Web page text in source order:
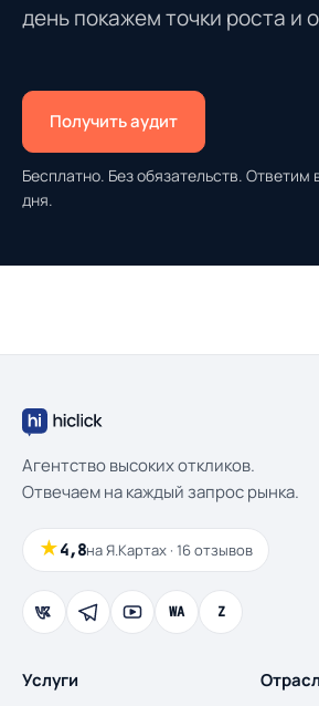
день покажем точки роста и
Получить аудит
Бесплатно. Без обязательств. Ответим
дня.
Агентство высоких откликов.
Отвечаем на каждый запрос рынка.
★4,8на Я.Картах · 16 отзывов
WA Z
Услуги